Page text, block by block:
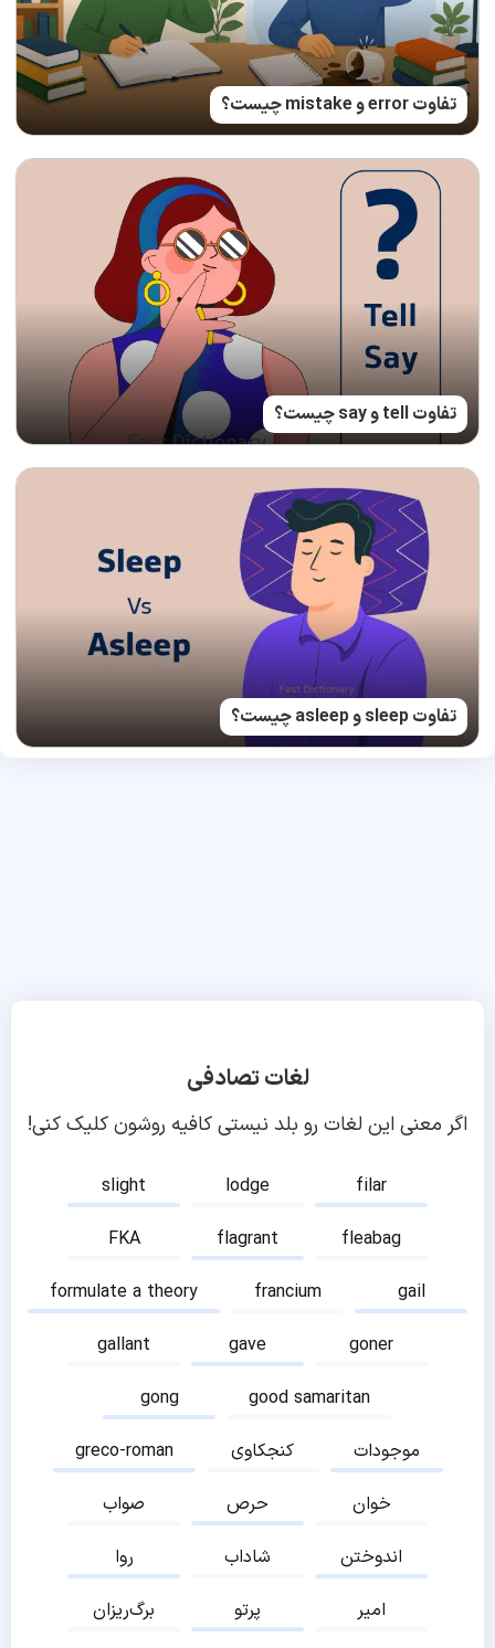
تفاوت error و mistake چیست؟
تفاوت tell و say چیست؟
تفاوت sleep و asleep چیست؟
لغات تصادفی
اگر معنی این لغات رو بلد نیستی کافیه روشون کلیک کنی!
slight lodge
filar
FKA
flagrant
fleabag
formulate a theory
francium
gail
gallant
gave
goner
gong
good samaritan
greco-roman
کنجکاوی
موجودات
صواب
حرص
خوان
روا
شاداب
اندوختن
برگ‌ریزان
پرتو
امیر